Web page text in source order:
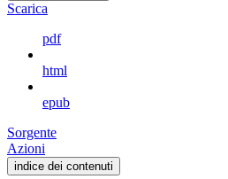
Scarica
pdf
html
epub
Sorgente
Azioni
indice dei contenuti